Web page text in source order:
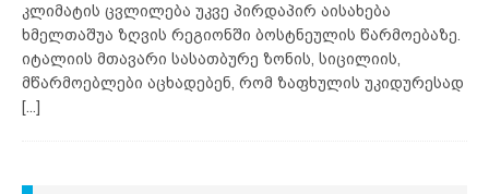
კლიმატის ცვლილება უკვე პირდაპირ აისახება
ხმელთაშუა ზღვის რეგიონში ბოსტნეულის წარმოებაზე.
იტალიის მთავარი სასათბურე ზონის, სიცილიის,
მწარმოებლები აცხადებენ, რომ ზაფხულის უკიდურესად
[...]